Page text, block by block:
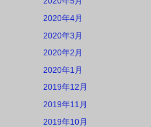
2020年4月
2020年3月
2020年2月
2020年1月
2019年12月
2019年11月
2019年10月